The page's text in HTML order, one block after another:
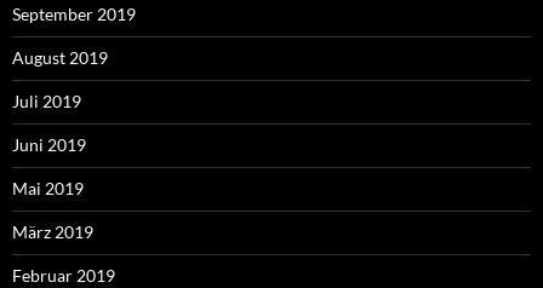
September 2019
August 2019
Juli 2019
Juni 2019
Mai 2019
März 2019
Februar 2019